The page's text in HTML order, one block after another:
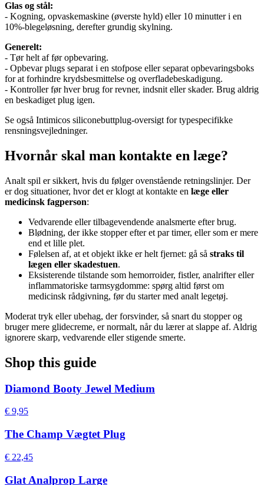
Glas og stål:
- Kogning, opvaskemaskine (øverste hyld) eller 10 minutter i en
10%-blegeløsning, derefter grundig skylning.
Generelt:
- Tør helt af før opbevaring.
- Opbevar plugs separat i en stofpose eller separat opbevaringsboks
for at forhindre krydsbesmittelse og overfladebeskadigung.
- Kontroller før hver brug for revner, indsnit eller skader. Brug aldrig
en beskadiget plug igen.
Se også Intimicos siliconebuttplug-oversigt for typespecifikke
rensningsvejledninger.
Hvornår skal man kontakte en læge?
Analt spil er sikkert, hvis du følger ovenstående retningslinjer. Der
er dog situationer, hvor det er klogt at kontakte en læge eller
medicinsk fagperson:
Vedvarende eller tilbagevendende analsmerte efter brug.
Blødning, der ikke stopper efter et par timer, eller som er mere
end et lille plet.
Følelsen af, at et objekt ikke er helt fjernet: gå så straks til
lægen eller skadestuen.
Eksisterende tilstande som hemorroider, fistler, analrifter eller
inflammatoriske tarmsygdomme: spørg altid først om
medicinsk rådgivning, før du starter med analt legetøj.
Moderat tryk eller ubehag, der forsvinder, så snart du stopper og
bruger mere glidecreme, er normalt, når du lærer at slappe af. Aldrig
ignorere skarp, vedvarende eller stigende smerte.
Shop this guide
Diamond Booty Jewel Medium
€ 9,95
The Champ Vægtet Plug
€ 22,45
Glat Analprop Large